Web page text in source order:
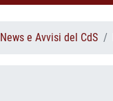
News e Avvisi del CdS